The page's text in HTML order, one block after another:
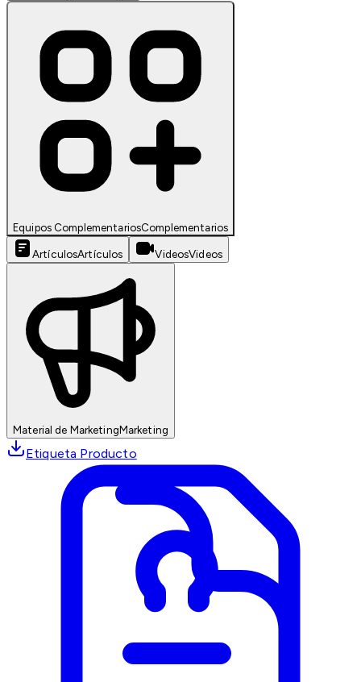
Equipos ComplementariosComplementarios
ArtículosArtículos VideosVideos
Material de MarketingMarketing
Etiqueta Producto